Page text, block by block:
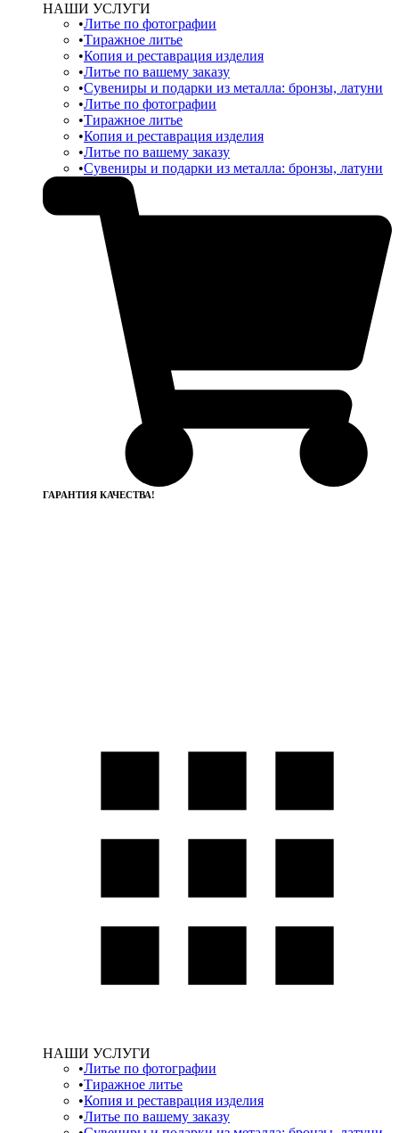
НАШИ УСЛУГИ
Литье по фотографии
Тиражное литье
Копия и реставрация изделия
Литье по вашему заказу
Сувениры и подарки из металла: бронзы, латуни
Литье по фотографии
Тиражное литье
Копия и реставрация изделия
Литье по вашему заказу
Сувениры и подарки из металла: бронзы, латуни
ГАРАНТИЯ КАЧЕСТВА!
НАШИ УСЛУГИ
Литье по фотографии
Тиражное литье
Копия и реставрация изделия
Литье по вашему заказу